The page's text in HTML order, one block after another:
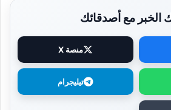
الخبر مع أصدقائك
منصة X
تيليجرام